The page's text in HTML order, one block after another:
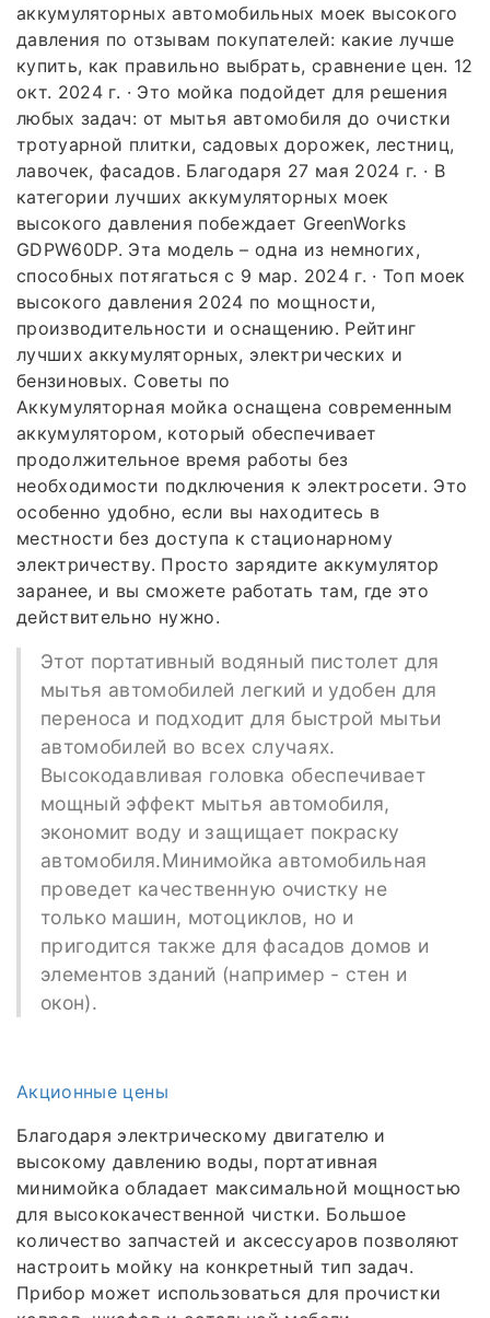
аккумуляторных автомобильных моек высокого
давления по отзывам покупателей: какие лучше
купить, как правильно выбрать, сравнение цен. 12
окт. 2024 г. · Это мойка подойдет для решения
любых задач: от мытья автомобиля до очистки
тротуарной плитки, садовых дорожек, лестниц,
лавочек, фасадов. Благодаря 27 мая 2024 г. · В
категории лучших аккумуляторных моек
высокого давления побеждает GreenWorks
GDPW60DP. Эта модель – одна из немногих,
способных потягаться с 9 мар. 2024 г. · Топ моек
высокого давления 2024 по мощности,
производительности и оснащению. Рейтинг
лучших аккумуляторных, электрических и
бензиновых. Советы по
Аккумуляторная мойка оснащена современным
аккумулятором, который обеспечивает
продолжительное время работы без
необходимости подключения к электросети. Это
особенно удобно, если вы находитесь в
местности без доступа к стационарному
электричеству. Просто зарядите аккумулятор
заранее, и вы сможете работать там, где это
действительно нужно.
Этот портативный водяный пистолет для
мытья автомобилей легкий и удобен для
переноса и подходит для быстрой мытьи
автомобилей во всех случаях.
Высокодавливая головка обеспечивает
мощный эффект мытья автомобиля,
экономит воду и защищает покраску
автомобиля.Минимойка автомобильная
проведет качественную очистку не
только машин, мотоциклов, но и
пригодится также для фасадов домов и
элементов зданий (например - стен и
окон).
Акционные цены
Благодаря электрическому двигателю и
высокому давлению воды, портативная
минимойка обладает максимальной мощностью
для высококачественной чистки. Большое
количество запчастей и аксессуаров позволяют
настроить мойку на конкретный тип задач.
Прибор может использоваться для прочистки